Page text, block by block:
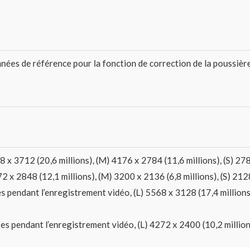
de référence pour la fonction de correction de la
x 3712 (20,6 millions), (M) 4176 x 2784 (11,6 millions), (S)
x 2848 (12,1 millions), (M) 3200 x 2136 (6,8 millions), (S)
pendant l’enregistrement vidéo, (L) 5568 x 3128 (17,4
pendant l’enregistrement vidéo, (L) 4272 x 2400 (10,2